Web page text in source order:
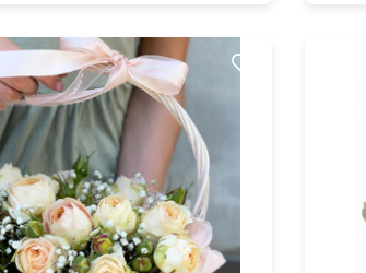
зелень, оазис, корзина
плетёная, бант